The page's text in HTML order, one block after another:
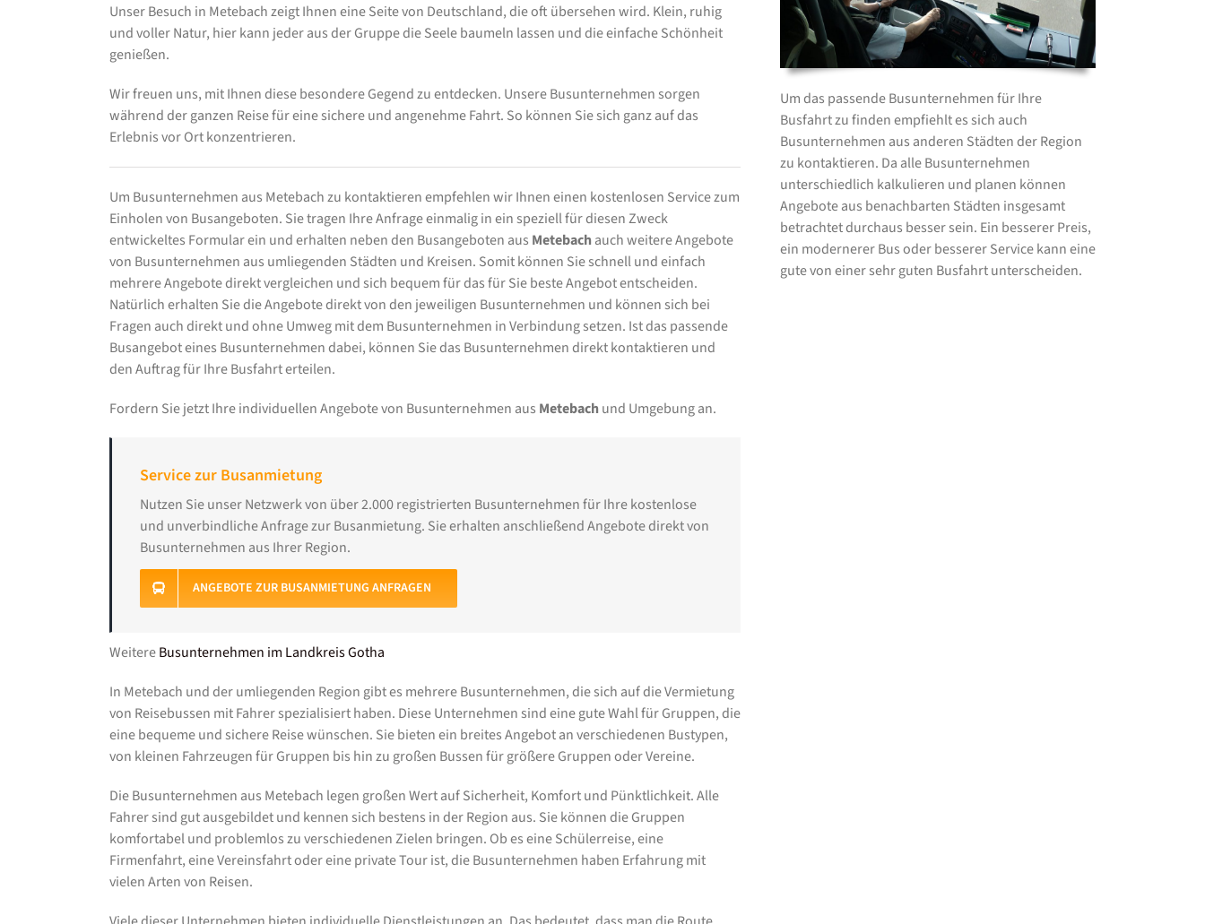
Unser Besuch in Metebach zeigt Ihnen eine Seite von Deutschland, die oft übersehen wird. Klein, ruhig
und voller Natur, hier kann jeder aus der Gruppe die Seele baumeln lassen und die einfache Schönheit
genießen.
Wir freuen uns, mit Ihnen diese besondere Gegend zu entdecken. Unsere Busunternehmen sorgen
während der ganzen Reise für eine sichere und angenehme Fahrt. So können Sie sich ganz auf das
Erlebnis vor Ort konzentrieren.
Um Busunternehmen aus Metebach zu kontaktieren empfehlen wir Ihnen einen kostenlosen Service zum
Einholen von Busangeboten. Sie tragen Ihre Anfrage einmalig in ein speziell für diesen Zweck
entwickeltes Formular ein und erhalten neben den Busangeboten aus Metebachauch weitere Angebote
von Busunternehmen aus umliegenden Städten und Kreisen. Somit können Sie schnell und einfach
mehrere Angebote direkt vergleichen und sich bequem für das für Sie beste Angebot entscheiden.
Natürlich erhalten Sie die Angebote direkt von den jeweiligen Busunternehmen und können sich bei
Fragen auch direkt und ohne Umweg mit dem Busunternehmen in Verbindung setzen. Ist das passende
Busangebot eines Busunternehmen dabei, können Sie das Busunternehmen direkt kontaktieren und
den Auftrag für Ihre Busfahrt erteilen.
Fordern Sie jetzt Ihre individuellen Angebote von Busunternehmen aus Metebachund Umgebung an.
Service zur Busanmietung
Nutzen Sie unser Netzwerk von über 2.000 registrierten Busunternehmen für Ihre kostenlose
und unverbindliche Anfrage zur Busanmietung. Sie erhalten anschließend Angebote direkt von
Busunternehmen aus Ihrer Region.
ANGEBOTE ZUR BUSANMIETUNG ANFRAGEN
WeitereBusunternehmen im Landkreis Gotha
In Metebach und der umliegenden Region gibt es mehrere Busunternehmen, die sich auf die Vermietung
von Reisebussen mit Fahrer spezialisiert haben. Diese Unternehmen sind eine gute Wahl für Gruppen, die
eine bequeme und sichere Reise wünschen. Sie bieten ein breites Angebot an verschiedenen Bustypen,
von kleinen Fahrzeugen für Gruppen bis hin zu großen Bussen für größere Gruppen oder Vereine.
Die Busunternehmen aus Metebach legen großen Wert auf Sicherheit, Komfort und Pünktlichkeit. Alle
Fahrer sind gut ausgebildet und kennen sich bestens in der Region aus. Sie können die Gruppen
komfortabel und problemlos zu verschiedenen Zielen bringen. Ob es eine Schülerreise, eine
Firmenfahrt, eine Vereinsfahrt oder eine private Tour ist, die Busunternehmen haben Erfahrung mit
vielen Arten von Reisen.
Um das passende Busunternehmen für Ihre
Busfahrt zu finden empfiehlt es sich auch
Busunternehmen aus anderen Städten der Region
zu kontaktieren. Da alle Busunternehmen
unterschiedlich kalkulieren und planen können
Angebote aus benachbarten Städten insgesamt
betrachtet durchaus besser sein. Ein besserer Preis,
ein modernerer Bus oder besserer Service kann eine
gute von einer sehr guten Busfahrt unterscheiden.